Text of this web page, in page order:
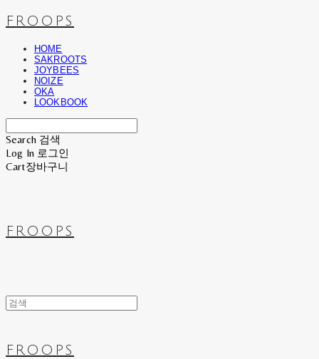
FROOPS
HOME
SAKROOTS
JOYBEES
NOIZE
OKA
LOOKBOOK
Search 검색
Log In 로그인
Cart장바구니
FROOPS
FROOPS